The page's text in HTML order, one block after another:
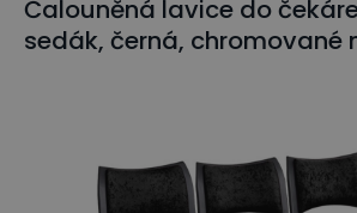
Čalouněná lavice do
sedák, černá, chromované